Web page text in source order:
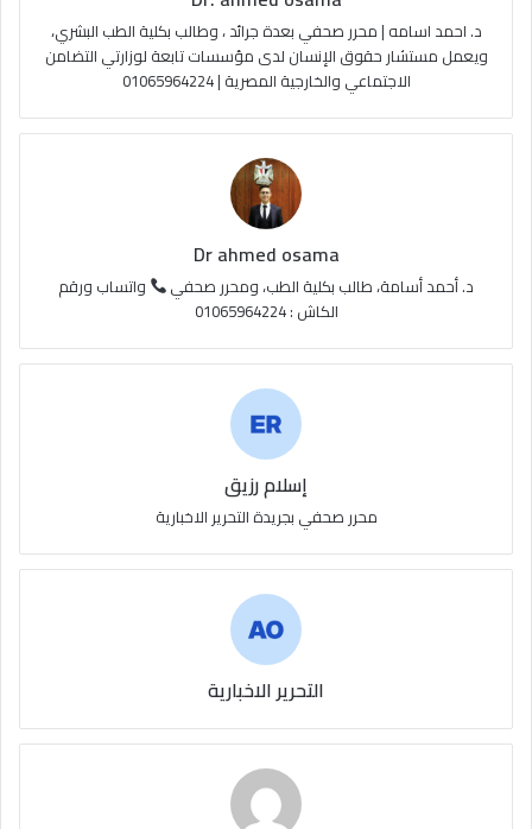
e
م
و
ق
ع
R
S
S
د. احمد اسامه | محرر صحفي بعدة جرائد ، وطالب بكلية الطب البشري،
ويعمل مستشار حقوق الإنسان لدى مؤسسات تابعة لوزارتي التضامن
الاجتماعي والخارجية المصرية | 01065964224
Dr ahmed osama
د. أحمد أسامة، طالب بكلية الطب، ومحرر صحفي
واتساب ورقم
الكاش : 01065964224
إسلام رزيق
محرر صحفي بجريدة التحرير الاخبارية
التحرير الاخبارية